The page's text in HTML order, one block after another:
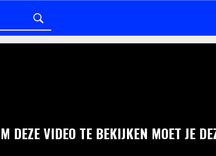
DEZE VIDEO TE BEKIJKEN MOET JE